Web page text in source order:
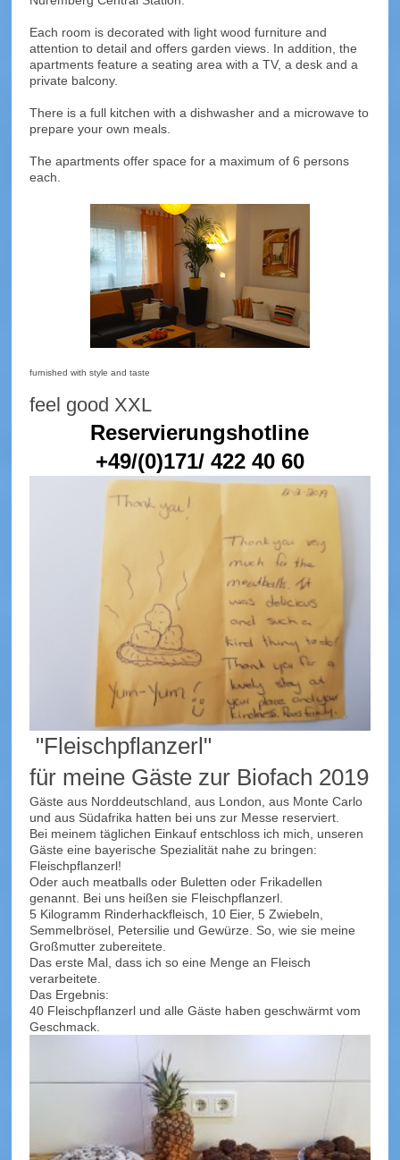
Each room is decorated with light wood furniture and
attention to detail and offers garden views. In addition, the
apartments feature a seating area with a TV, a desk and a
private balcony.
There is a full kitchen with a dishwasher and a microwave to
prepare your own meals.
The apartments offer space for a maximum of 6 persons
each.
furnished with style and taste
feel good XXL
Reservierungshotline
+49/(0)171/ 422 40 60
"Fleischpflanzerl"
für meine Gäste zur Biofach 2019
Gäste aus Norddeutschland, aus London, aus Monte Carlo
und aus Südafrika hatten bei uns zur Messe reserviert.
Bei meinem täglichen Einkauf entschloss ich mich, unseren
Gäste eine bayerische Spezialität nahe zu bringen:
Fleischpflanzerl!
Oder auch meatballs oder Buletten oder Frikadellen
genannt. Bei uns heißen sie Fleischpflanzerl.
5 Kilogramm Rinderhackfleisch, 10 Eier, 5 Zwiebeln,
Semmelbrösel, Petersilie und Gewürze. So, wie sie meine
Großmutter zubereitete.
Das erste Mal, dass ich so eine Menge an Fleisch
verarbeitete.
Das Ergebnis:
40 Fleischpflanzerl und alle Gäste haben geschwärmt vom
Geschmack.